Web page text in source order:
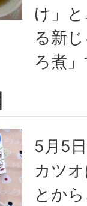
け」
る新
ろ煮
5月5
カツ
とか